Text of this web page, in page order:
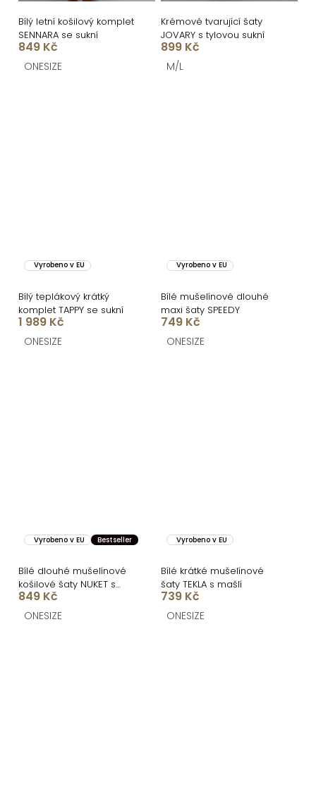
Bílý letní košilový komplet
SENNARA se sukní
849 Kč
ONESIZE
Krémové tvarující šaty
JOVARY s tylovou sukní
899 Kč
M/L
Vyrobeno v EU
Bílý teplákový krátký
komplet TAPPY se sukní
1 989 Kč
ONESIZE
Vyrobeno v EU
Bílé mušelínové dlouhé
maxi šaty SPEEDY
749 Kč
ONESIZE
Vyrobeno v EU Bestseller
Bílé dlouhé mušelínové
košilové šaty NUKET s
krátkým rukávem
849 Kč
ONESIZE
Vyrobeno v EU
Bílé krátké mušelínové
šaty TEKLA s mašlí
739 Kč
ONESIZE